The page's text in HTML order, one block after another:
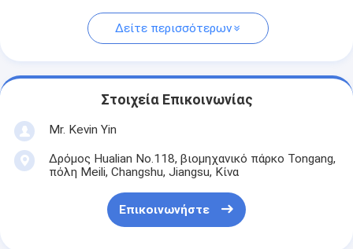
Δείτε περισσότερων
Στοιχεία Επικοινωνίας
Mr. Kevin Yin
Δρόμος Hualian No.118, βιομηχανικό πάρκο Tongang,
πόλη Meili, Changshu, Jiangsu, Κίνα
Επικοινωνήστε